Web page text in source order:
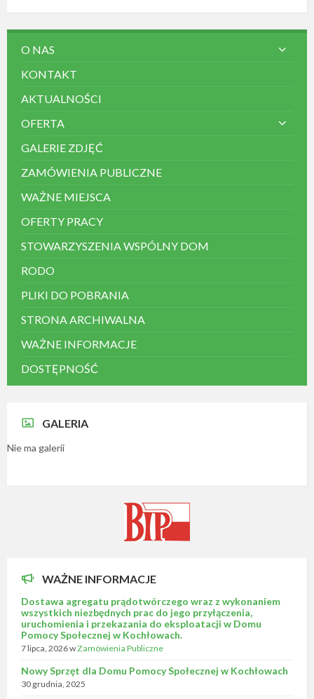
O NAS
KONTAKT
AKTUALNOŚCI
OFERTA
GALERIE ZDJĘĆ
ZAMÓWIENIA PUBLICZNE
WAŻNE MIEJSCA
OFERTY PRACY
STOWARZYSZENIA WSPÓLNY DOM
RODO
PLIKI DO POBRANIA
STRONA ARCHIWALNA
WAŻNE INFORMACJE
DOSTĘPNOŚĆ
GALERIA
Nie ma galerii
WAŻNE INFORMACJE
Dostawa agregatu prądotwórczego wraz z wykonaniem
wszystkich niezbędnych prac do jego przyłączenia,
uruchomienia i przekazania do eksploatacji w Domu
Pomocy Społecznej w Kochłowach.
7 lipca, 2026wZamówienia Publiczne
Nowy Sprzęt dla Domu Pomocy Społecznej w Kochłowach
30 grudnia, 2025